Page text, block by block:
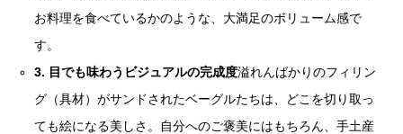
お料理を食べているかのような、大満足のボリューム感で
す。
3. 目でも味わうビジュアルの完成度溢れんばかりのフィリン
グ（具材）がサンドされたベーグルたちは、どこを切り取っ
ても絵になる美しさ。自分へのご褒美にはもちろん、手土産